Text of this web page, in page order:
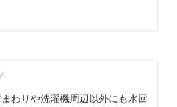
わりや洗濯機周辺以外にも水回